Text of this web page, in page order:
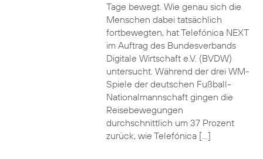
Tage bewegt. Wie genau sich die
Menschen dabei tatsächlich
fortbewegten, hat Telefónica NEXT
im Auftrag des Bundesverbands
Digitale Wirtschaft e.V. (BVDW)
untersucht. Während der drei WM-
Spiele der deutschen Fußball-
Nationalmannschaft gingen die
Reisebewegungen
durchschnittlich um 37 Prozent
zurück, wie Telefónica […]